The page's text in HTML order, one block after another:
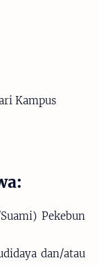
Kampus
Pekebun
dan/atau